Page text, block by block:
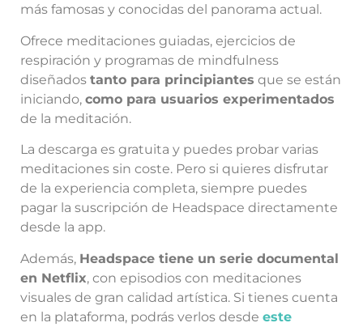
más famosas y conocidas del panorama actual.
Ofrece meditaciones guiadas, ejercicios de
respiración y programas de mindfulness
diseñados tanto para principiantes que se están
iniciando, como para usuarios experimentados
de la meditación.
La descarga es gratuita y puedes probar varias
meditaciones sin coste. Pero si quieres disfrutar
de la experiencia completa, siempre puedes
pagar la suscripción de Headspace directamente
desde la app.
Además, Headspace tiene un serie documental
en Netflix, con episodios con meditaciones
visuales de gran calidad artística. Si tienes cuenta
en la plataforma, podrás verlos desde este